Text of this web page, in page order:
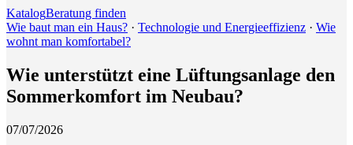
KatalogBeratung finden
Wie baut man ein Haus? · Technologie und Energieeffizienz · Wie
wohnt man komfortabel?
Wie unterstützt eine Lüftungsanlage den
Sommerkomfort im Neubau?
07/07/2026